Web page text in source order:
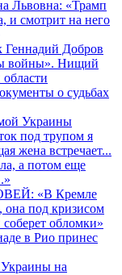
«Трамп
и смотрит на него
о судьбах
Украины
под трупом я
жена встречает...
а потом еще
«В Кремле
она под кризисом
обломки»
Украины на